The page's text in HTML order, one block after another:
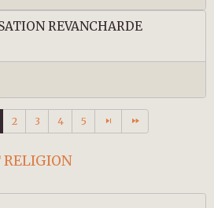
REVANCHARDE
2 3 4 5